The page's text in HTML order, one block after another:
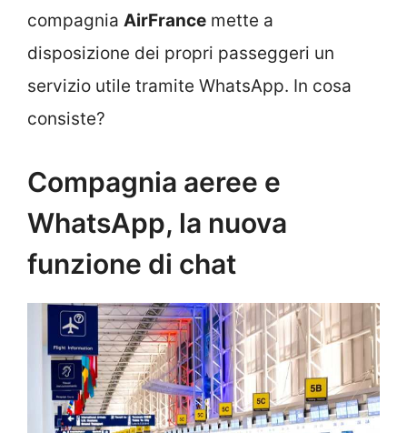
compagnia AirFrance mette a
disposizione dei propri passeggeri un
servizio utile tramite WhatsApp. In cosa
consiste?
Compagnia aeree e
WhatsApp, la nuova
funzione di chat